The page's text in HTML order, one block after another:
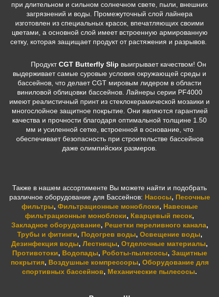
при длительном и сильном солнечном свете, пыли, внешних
загрязнений и воды. Промежуточный слой лайнера
изготовлен из специальных красок, впечатляющих своими
цветами, а основной слой имеет встроенную армированную
сетку, которая защищает продукт от растяжения и разрывов.
ПродуктCGT Butterfly Slip выигрывает качеством! Он
выдерживает самые суровые условия окружающей среды и
бассейнов, что делает CGT мировым лидером в области
виниловой облицовки бассейнов. Лайнеры серии PF4000
имеют реалистичный принт из стеклокерамической мозаики и
многослойное защитное покрытие. Они являются гарантией
качества и прочности благодаря оптимальной толщине 1.50
мм и усиленной сетке, встроенной в основание, что
обеспечивает безопасность при строительстве бассейнов
даже олимпийских размеров.
Также в нашем ассортименте Вы можете найти и подобрать
различное оборудование для Бассейнов: Насосы, Песочные
фильтры, Фильтрационные моноблоки, Навесные
фильтрационные моноблоки, Кварцевый песок,
Закладное оборудование, Решетки переливного канала,
Трубы и фитинги, Подогрев воды, Освещение воды,
Дезинфекция воды, Лестницы, Отделочные материалы,
Противотоки, Водопады, Роботы-пылесосы, Защитные
покрытия, Воздушные компрессоры, Оборудование для
спортивных бассейнов, Механические пылесосы.